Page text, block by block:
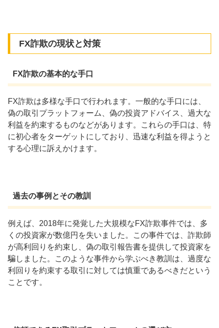
FX詐欺の現状と対策
FX詐欺の基本的な手口
FX詐欺は多様な手口で行われます。一般的な手口には、
偽の取引プラットフォーム、偽の投資アドバイス、過大な
利益を約束するものなどがあります。これらの手口は、特
に初心者をターゲットにしており、迅速な利益を得ようと
する心理に訴えかけます。
過去の事例とその教訓
例えば、2018年に発覚した大規模なFX詐欺事件では、多
くの投資家が数億円を失いました。この事件では、詐欺師
が高利回りを約束し、偽の取引報告書を提供して投資家を
騙しました。このような事件から学ぶべき教訓は、過度な
利回りを約束する取引に対しては慎重であるべきだという
ことです。